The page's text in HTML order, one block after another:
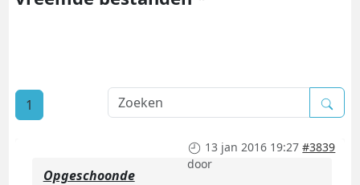
1
13 jan 2016 19:27 #3839
door
Opgeschoonde